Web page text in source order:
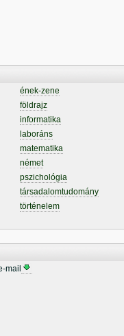
ének-zene
földrajz
informatika
laboráns
matematika
német
pszichológia
társadalomtudomány
történelem
mail